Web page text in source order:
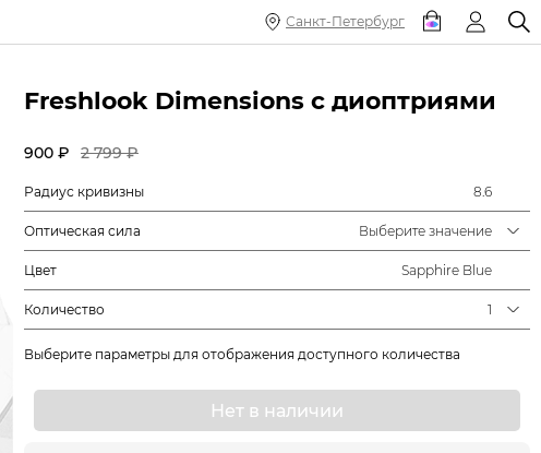
Санкт-Петербург
Freshlook Dimensions с диоптриями
900 ₽ 2 799 ₽
Радиус кривизны 8.6
Оптическая сила Выберите значение
Цвет Sapphire Blue
Количество 1
Выберите параметры для отображения доступного количества
Нет в наличии